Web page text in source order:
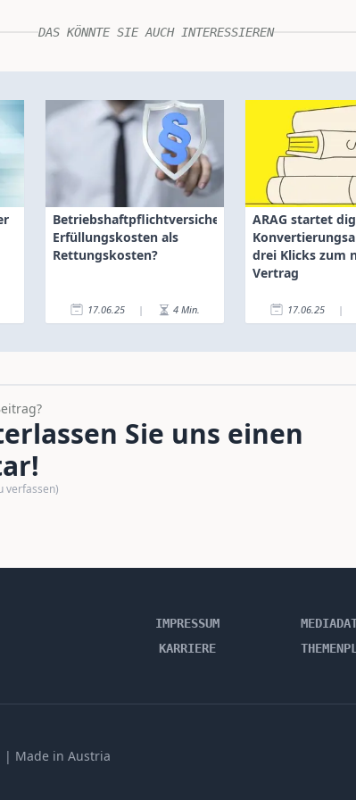
DAS KÖNNTE SIE AUCH INTERESSIEREN
Betriebshaftpflichtversicherung:
Erfüllungskosten als
Rettungskosten?
17.06.25 | 4 Min.
ARAG startet
drei Klicks zum
Vertrag
17.06.25 |
Sie uns einen
verfassen)
IMPRESSUM
KARRIERE
| Made in Austria